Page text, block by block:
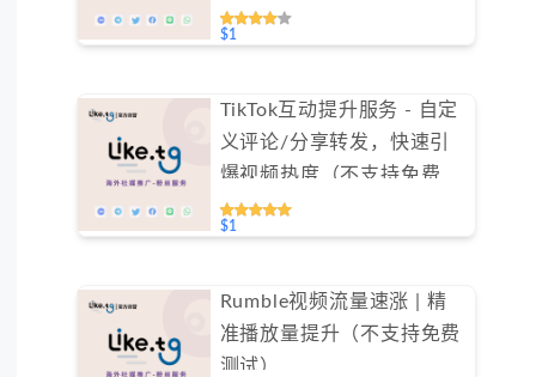
（不支持免费测试）
$1
TikTok互动提升服务 - 自定
义评论/分享转发，快速引
爆视频热度（不支持免费测
试）
$1
Rumble视频流量速涨 | 精
准播放量提升（不支持免费
测试）